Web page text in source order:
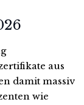
aus
damit massiv
wie